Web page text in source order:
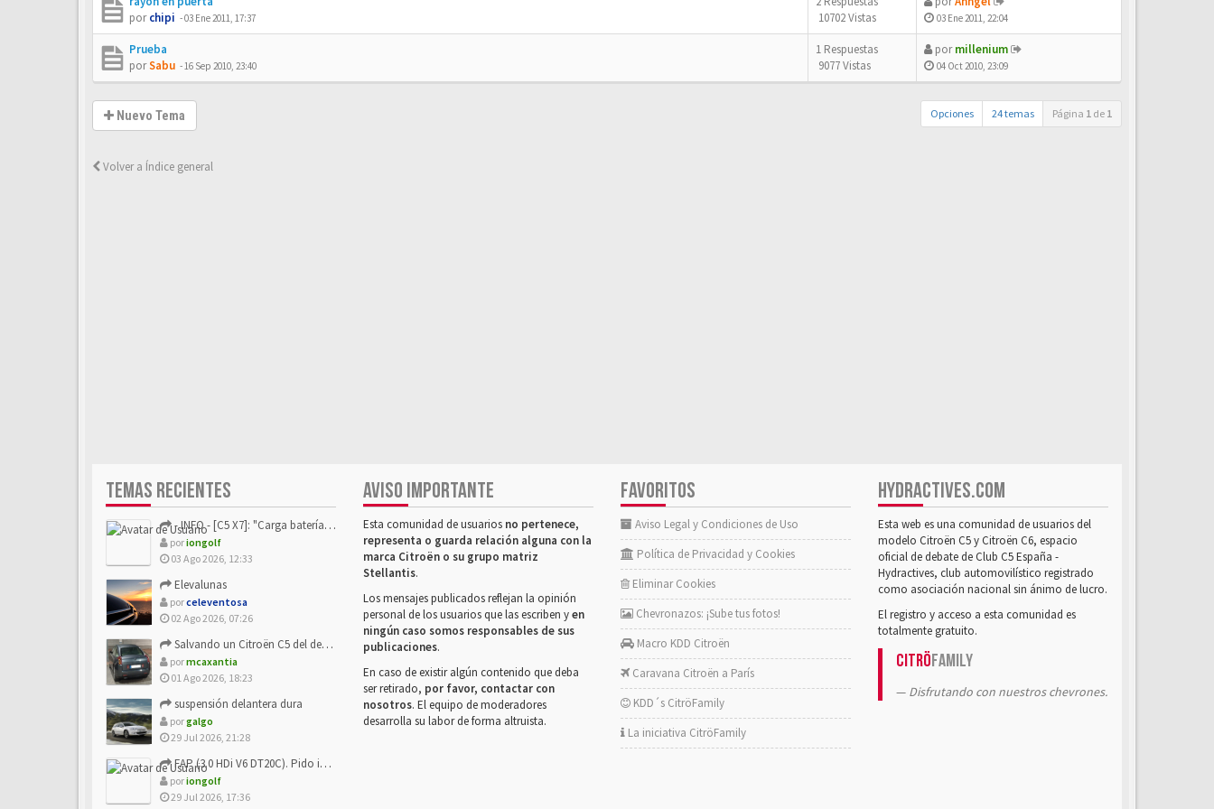
porchipi -03 Ene 2011, 17:37
10702 Vistas
03 Ene 2011, 22:04
Prueba
porSabu -16 Sep 2010, 23:40
1 Respuestas
9077 Vistas
pormillenium
04 Oct 2010, 23:09
Nuevo Tema Opciones 24 temas Página 1 de 1
Volver a Índice general
TEMAS RECIENTES
- INFO - [C5 X7]: "Carga batería o alimentación eléctri...
poriongolf
03 Ago 2026, 12:33
Elevalunas
porceleventosa
02 Ago 2026, 07:26
Salvando un Citroën C5 del desguace: Presentación y seguimiento
pormcaxantia
01 Ago 2026, 18:23
suspensión delantera dura
porgalgo
29 Jul 2026, 21:28
FAP (3.0 HDi V6 DT20C). Pido info sobre su sustitución
poriongolf
29 Jul 2026, 17:36
AVISO IMPORTANTE
Esta comunidad de usuarios no pertenece,
representa o guarda relación alguna con la
marca Citroën o su grupo matriz
Stellantis.
Los mensajes publicados reflejan la opinión
personal de los usuarios que las escriben yen
ningún caso somos responsables de sus
publicaciones.
En caso de existir algún contenido que deba
ser retirado, por favor, contactar con
nosotros. El equipo de moderadores
desarrolla su labor de forma altruista.
FAVORITOS
Aviso Legal y Condiciones de Uso
Política de Privacidad y Cookies
Eliminar Cookies
Chevronazos: ¡Sube tus fotos!
Macro KDD Citroën
Caravana Citroën a París
KDD´s CitröFamily
La iniciativa CitröFamily
HYDRACTIVES.COM
Esta web es una comunidad de usuarios del
modelo Citroën C5 y Citroën C6, espacio
oficial de debate de Club C5 España -
Hydractives, club automovilístico registrado
como asociación nacional sin ánimo de lucro.
El registro y acceso a esta comunidad es
totalmente gratuito.
CitröFamily
Disfrutando con nuestros chevrones.